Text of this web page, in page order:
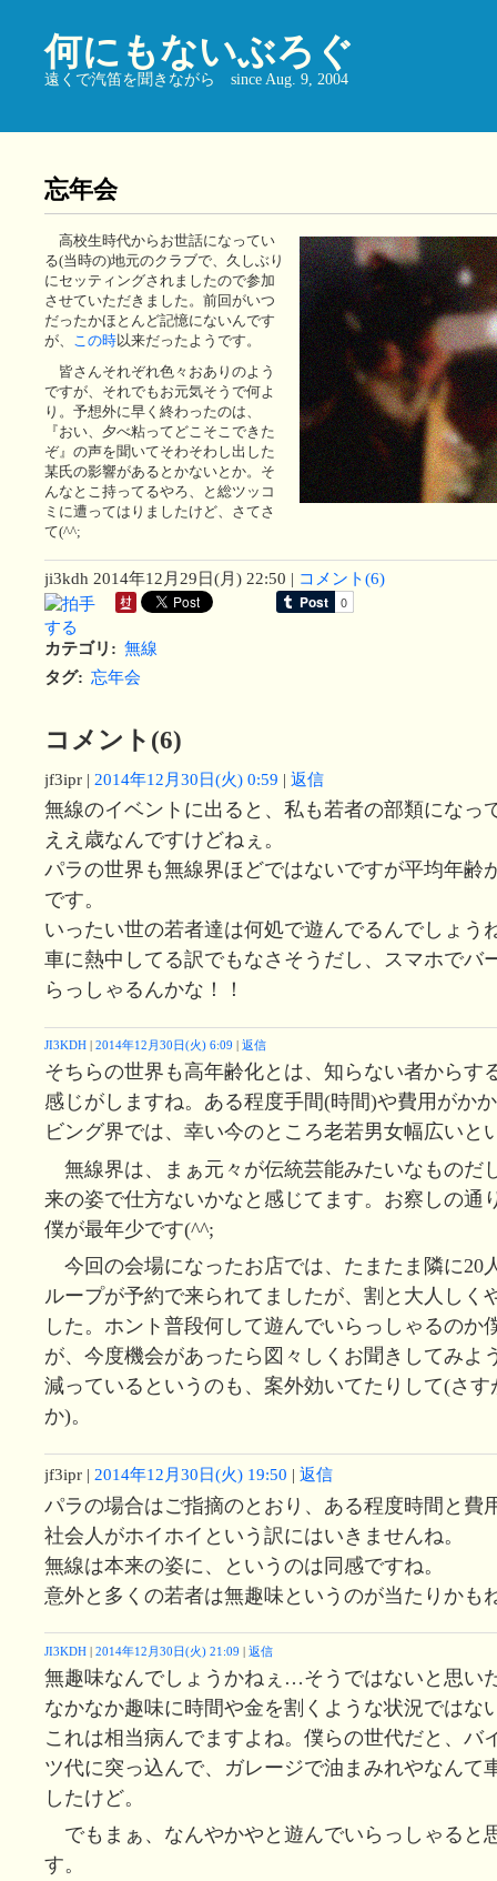
何にもないぶろぐ
遠くで汽笛を聞きながら since Aug. 9, 2004
忘年会
高校生時代からお世話になってい
る(当時の)地元のクラブで、久しぶり
にセッティングされましたので参加
させていただきました。前回がいつ
だったかほとんど記憶にないんです
が、
この時以来だったようです。
皆さんそれぞれ色々おありのよう
ですが、それでもお元気そうで何よ
り。予想外に早く終わったのは、
『おい、夕べ粘ってどこそこできた
ぞ』の声を聞いてそわそわし出した
某氏の影響があるとかないとか。そ
んなとこ持ってるやろ、と総ツッコ
ミに遭ってはりましたけど、さてさ
て(^^;
ji3kdh 2014年12月29日(月) 22:50 | コメント(6)
カテゴリ : 無線
タグ: 忘年会
コメント(6)
jf3ipr | 2014年12月30日(火) 0:59 | 返信
無線のイベントに出ると、私も若者の部類になっ
ええ歳なんですけどねぇ。
パラの世界も無線界ほどではないですが平均年齢
です。
いったい世の若者達は何処で遊んでるんでしょう
車に熱中してる訳でもなさそうだし、スマホでバ
らっしゃるんかな！！
JI3KDH | 2014年12月30日(火) 6:09 | 返信
そちらの世界も高年齢化とは、知らない者からす
感じがしますね。ある程度手間(時間)や費用がか
ビング界では、幸い今のところ老若男女幅広いと
無線界は、まぁ元々が伝統芸能みたいなものだ
来の姿で仕方ないかなと感じてます。お察しの通
僕が最年少です(^^;
今回の会場になったお店では、たまたま隣に20
ループが予約で来られてましたが、割と大人しく
した。ホント普段何して遊んでいらっしゃるのか
が、今度機会があったら図々しくお聞きしてみよ
減っているというのも、案外効いてたりして(さ
か)。
jf3ipr | 2014年12月30日(火) 19:50 | 返信
パラの場合はご指摘のとおり、ある程度時間と費
社会人がホイホイという訳にはいきませんね。
無線は本来の姿に、というのは同感ですね。
意外と多くの若者は無趣味というのが当たりかも
JI3KDH | 2014年12月30日(火) 21:09 | 返信
無趣味なんでしょうかねぇ…そうではないと思い
なかなか趣味に時間や金を割くような状況ではな
これは相当病んでますよね。僕らの世代だと、バ
ツ代に突っ込んで、ガレージで油まみれやなんて
したけど。
でもまぁ、なんやかやと遊んでいらっしゃると
す。